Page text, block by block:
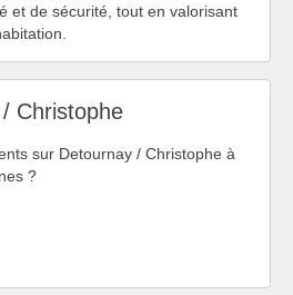
et de sécurité, tout en valorisant
Christophe
sur Detournay / Christophe à
?